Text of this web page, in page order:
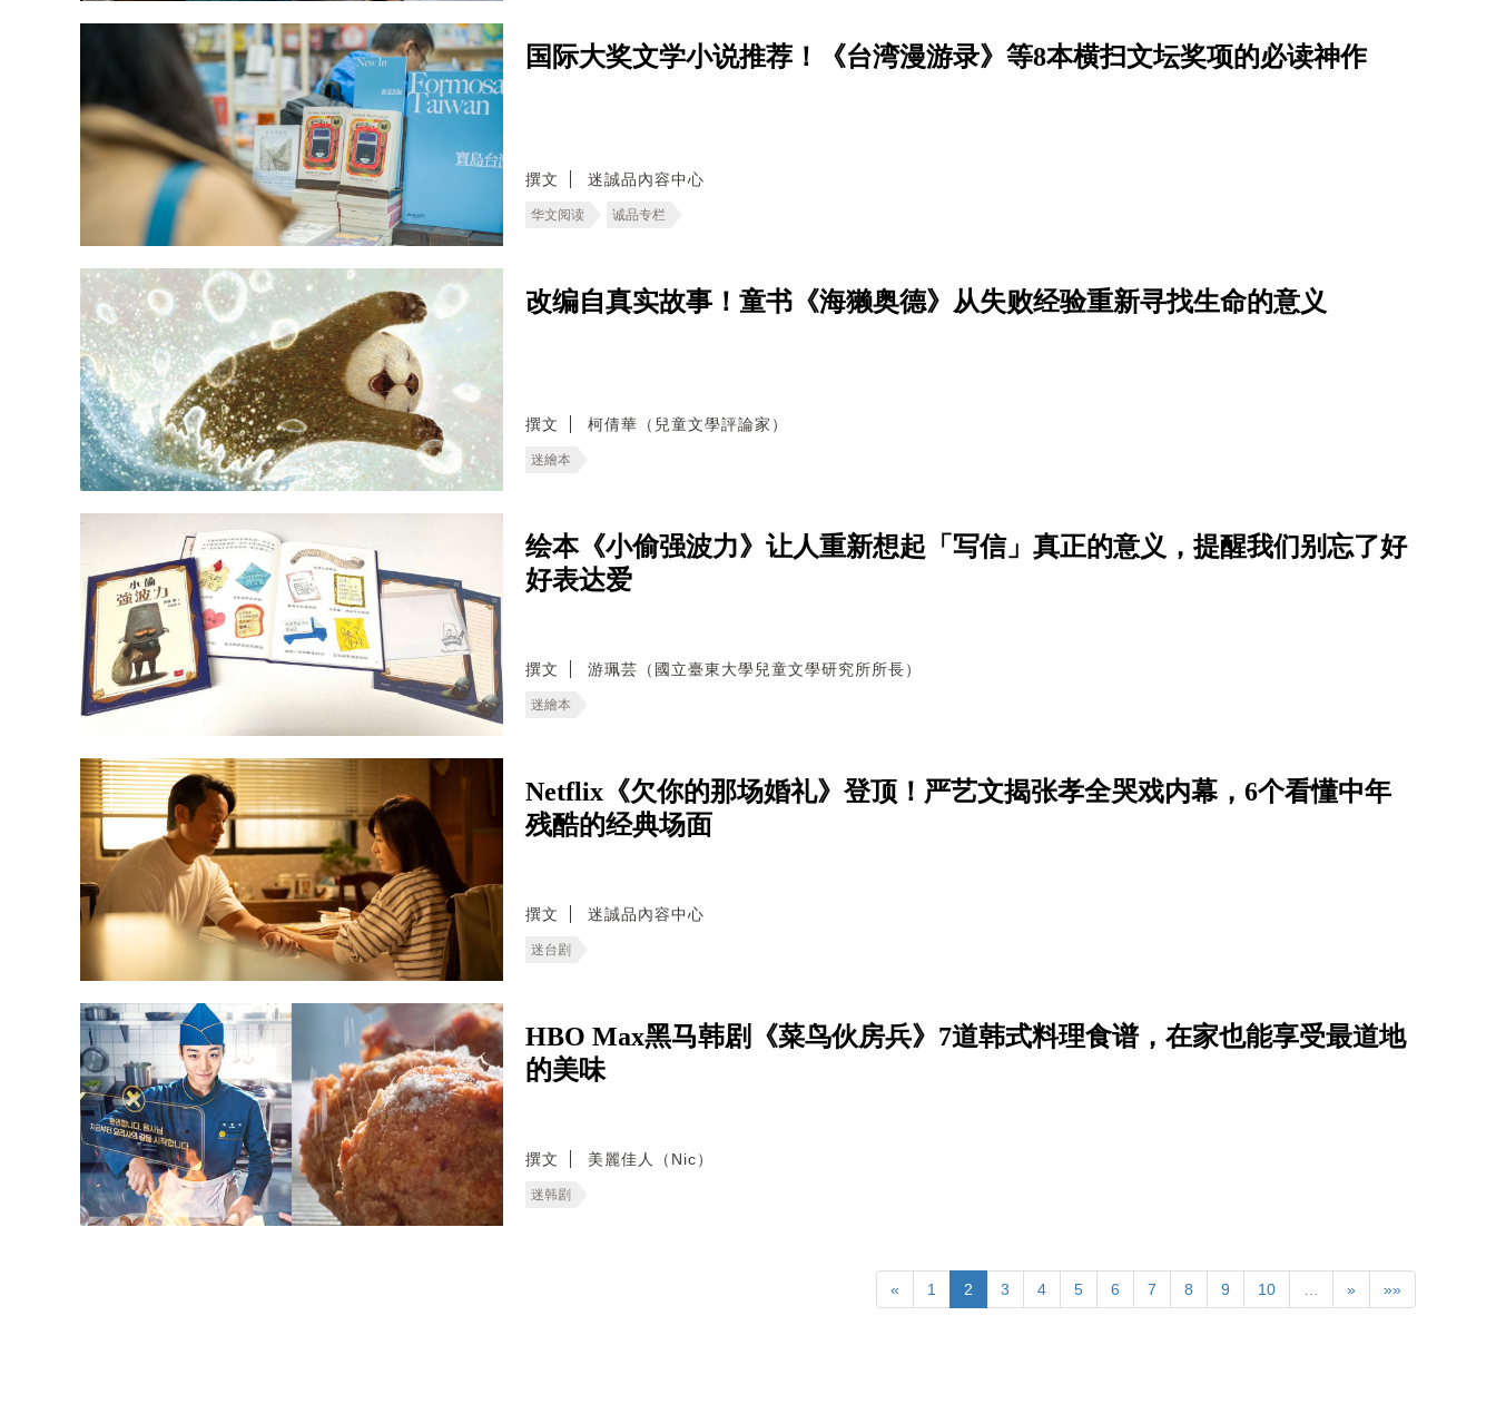
国际大奖文学小说推荐！《台湾漫游录》等8本横扫文坛奖项的必读神作
撰文 迷誠品內容中心
华文阅读 诚品专栏
改编自真实故事！童书《海獭奥德》从失败经验重新寻找生命的意义
撰文 柯倩華（兒童文學評論家）
迷繪本
绘本《小偷强波力》让人重新想起「写信」真正的意义，提醒我们别忘了好
好表达爱
撰文 游珮芸（國立臺東大學兒童文學研究所所長）
迷繪本
Netflix《欠你的那场婚礼》登顶！严艺文揭张孝全哭戏内幕，6个看懂中年
残酷的经典场面
撰文 迷誠品內容中心
迷台剧
HBO Max黑马韩剧《菜鸟伙房兵》7道韩式料理食谱，在家也能享受最道地
的美味
撰文 美麗佳人（Nic）
迷韩剧
« 1 2 3 4 5 6 7 8 9 10 … » »»